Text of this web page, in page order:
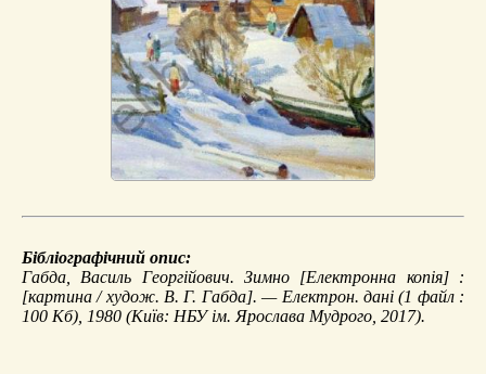
Бібліографічний опис:
Габда, Василь Георгійович. Зимно [Електронна копія] :
[картина / худож. В. Г. Габда]. — Електрон. дані (1 файл :
100 Кб), 1980 (Київ: НБУ ім. Ярослава Мудрого, 2017).